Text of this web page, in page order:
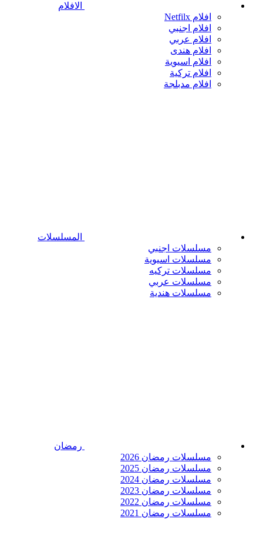
الافلام
افلام Netfilx
افلام اجنبي
افلام عربي
افلام هندى
افلام اسيوية
افلام تركية
افلام مدبلجة
المسلسلات
مسلسلات اجنبي
مسلسلات اسيوية
مسلسلات تركيه
مسلسلات عربي
مسلسلات هندية
رمضان
مسلسلات رمضان 2026
مسلسلات رمضان 2025
مسلسلات رمضان 2024
مسلسلات رمضان 2023
مسلسلات رمضان 2022
مسلسلات رمضان 2021